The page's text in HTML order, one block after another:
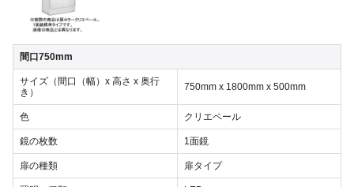
間口750mm
サイズ（間口（幅）x 高さ x 奥行
き）
750mm x 1800mm x 500mm
色 クリエペール
鏡の枚数 1面鏡
扉の種類 扉タイプ